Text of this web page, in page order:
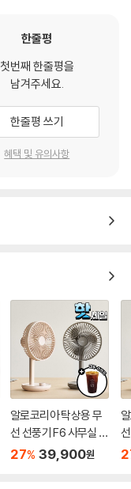
한줄평
첫번째 한줄평을
남겨주세요.
한줄평 쓰기
혜택 및 유의사항
알로코리아 탁상용 무
선 선풍기 F6 사무실 소
형 책상 미니 휴대용 캠
27% 39,900원